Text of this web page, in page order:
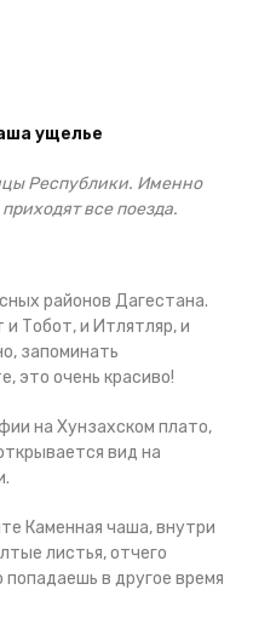
ущелье
Республики. Именно
все поезда.
районов Дагестана.
Тобот, и Итлятляр, и
запоминать
это очень красиво!
на Хунзахском плато,
вид на
Каменная чаша, внутри
листья, отчего
в другое время